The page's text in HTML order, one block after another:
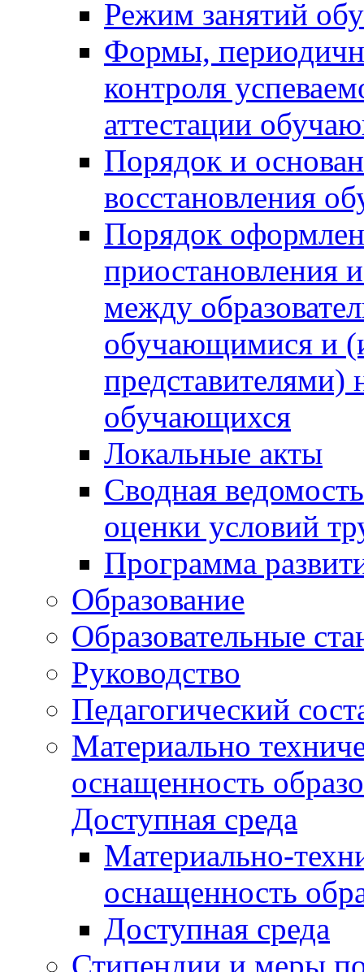
Режим занятий
Формы,
контроля
аттестации
Порядок и
восстановления
Порядок
приостановления
между
обучающимися и
представителями)
обучающихся
Локальные акты
Сводная
оценки условий
Программа
Образование
Образовательные
Руководство
Педагогический
Материально
оснащенность
Доступная среда
Материально-
оснащенность
Доступная среда